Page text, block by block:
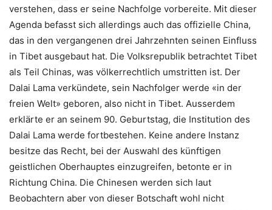
verstehen, dass er seine Nachfolge vorbereite. Mit dieser
Agenda befasst sich allerdings auch das offizielle China,
das in den vergangenen drei Jahrzehnten seinen Einfluss
in Tibet ausgebaut hat. Die Volksrepublik betrachtet Tibet
als Teil Chinas, was völkerrechtlich umstritten ist. Der
Dalai Lama verkündete, sein Nachfolger werde «in der
freien Welt» geboren, also nicht in Tibet. Ausserdem
erklärte er an seinem 90. Geburtstag, die Institution des
Dalai Lama werde fortbestehen. Keine andere Instanz
besitze das Recht, bei der Auswahl des künftigen
geistlichen Oberhauptes einzugreifen, betonte er in
Richtung China. Die Chinesen werden sich laut
Beobachtern aber von dieser Botschaft wohl nicht